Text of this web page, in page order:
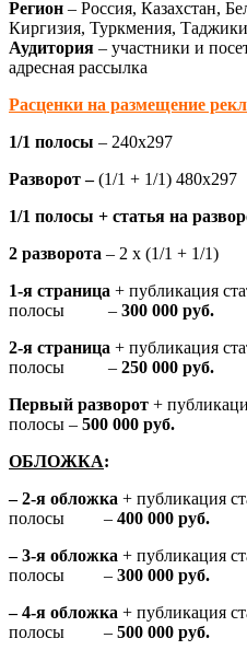
Регион – Россия, Казахстан,
Киргизия, Туркмения,
Аудитория – участники и
адресная рассылка
Расценки на размещение
1/1 полосы –
Разворот –(1/1 + 1/1)
1/1 полосы + статья на
2 разворота – 2 х (1/1 +
1-я страница + публикация
полосы – 300 000 руб.
2-я страница + публикация
полосы – 250 000 руб.
Первый разворот +
полосы – 500 000 руб.
ОБЛОЖКА:
– 2-я обложка + публикация
полосы – 400 000 руб.
– 3-я обложка + публикация
полосы – 300 000 руб.
– 4-я обложка + публикация
полосы – 500 000 руб.